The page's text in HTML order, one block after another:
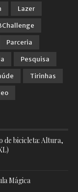
Lazer
Parceria
Pesquisa
Tirinhas
de bicicleta: Altura,
Mágica